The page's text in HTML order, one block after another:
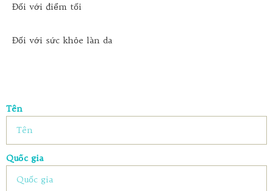
Đối với điểm tối
Đối với sức khỏe làn da
Tên
Quốc gia